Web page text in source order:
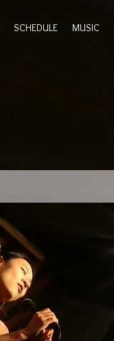
SCHEDULE MUSIC